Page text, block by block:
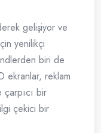
gelişiyor ve
yenilikçi
biri de
ekranlar, reklam
bir
çekici bir